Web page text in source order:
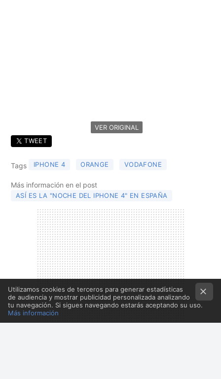
VER ORIGINAL
TWEET
Tags IPHONE 4 ORANGE VODAFONE
Más información en el post
ASÍ ES LA "NOCHE DEL IPHONE 4" EN ESPAÑA
Utilizamos cookies de terceros para generar estadísticas
de audiencia y mostrar publicidad personalizada analizando
tu navegación. Si sigues navegando estarás aceptando su uso.
Más información